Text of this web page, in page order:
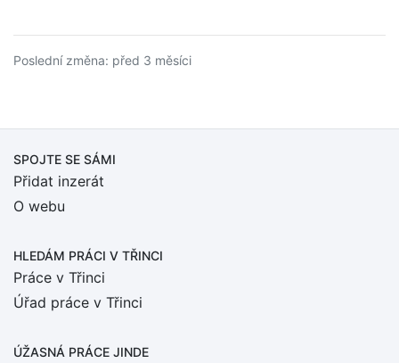
Poslední změna: před 3 měsíci
SPOJTE SE SÁMI
Přidat inzerát
O webu
HLEDÁM PRÁCI V TŘINCI
Práce v Třinci
Úřad práce v Třinci
ÚŽASNÁ PRÁCE JINDE